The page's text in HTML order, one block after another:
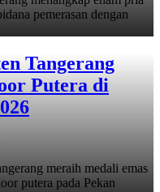
pemerasan dengan
Tangerang
Putera di
meraih medali emas
putera pada Pekan